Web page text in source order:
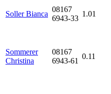
Soller Bianca
08167
6943-33
1.01
Sommerer
Christina
08167
6943-61
0.11